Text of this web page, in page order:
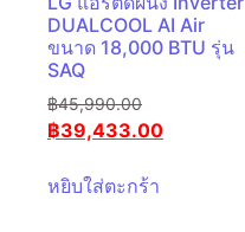
DUALCOOL AI Air
ขนาด 18,000 BTU รุ่น
SAQ
฿45,990.00
฿39,433.00
หยิบใส่ตะกร้า